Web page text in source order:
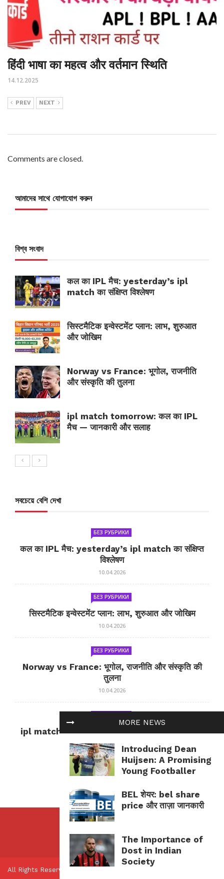
हिंदी भाषा का महत्व और वर्तमान स्थिति
14.12.2025
PREV NEXT
Comments are closed.
MORE NEWS
Introducing Dean
Huijsen: A Promising
Young Footballer
BEL शेयर: bel share
price और ताज़ा जानकारी
The Importance of
Dost in Indian
Society
আমাদের সাথে যোগাযোগ করুন
বিশ্ব সংবাদ
कल का IPL मैच: yesterday’s ipl
match का संक्षिप्त विश्लेषण
सिस्टमैटिक इन्वेस्टमेंट प्लान: लाभ, शुरुआत
और जोखिम
Norway vs France: भूगोल, राजनीति
और संस्कृति की तुलना
ipl match tomorrow: कल का IPL
मैच — जानकारी और सलाह
সবচেয়ে বেশি দেখা
БЕЗ РУБРИКИ
कल का IPL मैच: yesterday’s ipl match का संक्षिप्त
विश्लेषण
10.04.2026
БЕЗ РУБРИКИ
सिस्टमैटिक इन्वेस्टमेंट प्लान: लाभ, शुरुआत और जोखिम
10.04.2026
БЕЗ РУБРИКИ
Norway vs France: भूगोल, राजनीति और संस्कृति की
तुलना
10.04.2026
ipl match tomorrow: कल का IPL मैच — जानकारी
और सलाह
10.04.2026
All Rights Reserved.